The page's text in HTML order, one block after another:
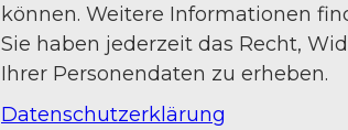
können. Weitere Informationen
Sie haben jederzeit das Recht,
Ihrer Personendaten zu erheben.
Datenschutzerklärung